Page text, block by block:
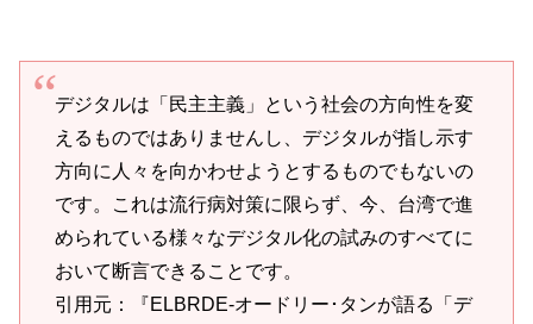
デジタルは「民主主義」という社会の方向性を変
えるものではありませんし、デジタルが指し示す
方向に人々を向かわせようとするものでもないの
です。これは流行病対策に限らず、今、台湾で進
められている様々なデジタル化の試みのすべてに
おいて断言できることです。
引用元：『ELBRDE-オードリー･タンが語る「デ